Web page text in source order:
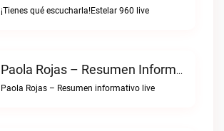
¡Tienes qué escucharla!Estelar 960 live
Paola Rojas – Resumen Informativo Live
Paola Rojas – Resumen informativo live